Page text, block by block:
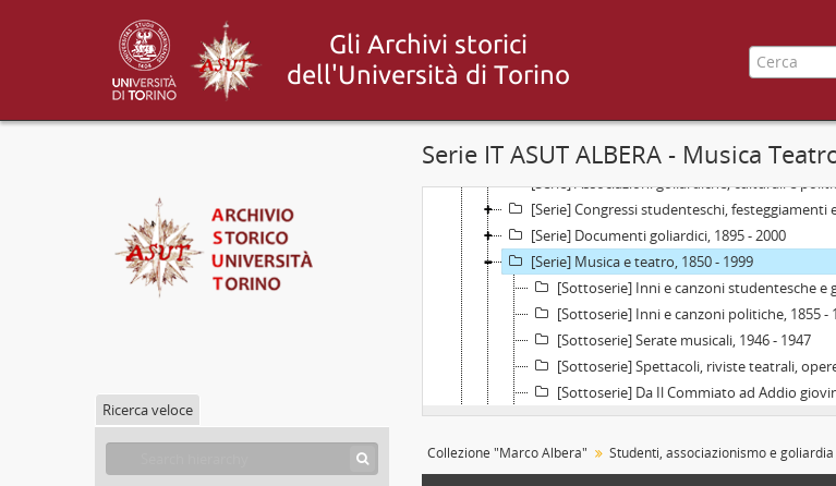
Ricerca veloce
Serie IT ASUT ALBERA - Musica
[Raccolta] Collezione "Marco Albera", 1500 - 2000
[Parte] Studenti, associazionismo e goliardia, 1755 -
[Serie] Agitazioni e iniziative politiche
[Serie] Associazioni goliardiche, culturali e
[Serie] Congressi studenteschi, festeggiamenti
[Serie] Documenti goliardici, 1895 - 2000
[Serie] Musica e teatro, 1850 - 1999
[Sottoserie] Inni e canzoni studentesche e
[Sottoserie] Inni e canzoni politiche, 1855 -
[Sottoserie] Serate musicali, 1946 - 1947
[Sottoserie] Spettacoli, riviste teatrali,
[Sottoserie] Da Il Commiato ad Addio
[Sottoserie] Cose dell'altro mondo, 1912
[Sottoserie] Film, 1955 - 1975
[Serie] Universiadi, Campionati nazionali
Collezione "Marco Albera" Studenti, associazionismo e goliardia